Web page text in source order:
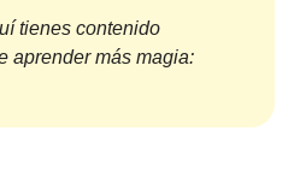
tienes contenido
aprender más magia: